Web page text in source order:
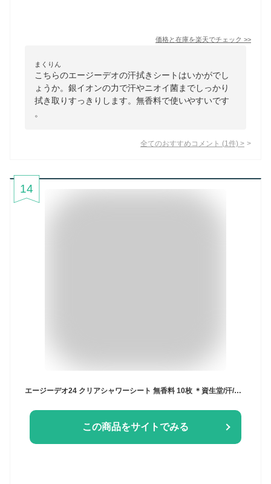
価格と在庫を楽天でチェック >>
まくりん
こちらのエージーデオの汗拭きシートはいかがでし
ょうか。銀イオンの力で汗やニオイ菌までしっかり
拭き取りすっきりします。無香料で使いやすいです
。
全てのおすすめコメント (1 件) >
14
エージーデオ24 クリアシャワーシート 無香料 10枚 ＊資生堂/汗/ストレス臭/ニオイ菌まで拭き消す！ベタつかず/さらさら肌持続/Agデオ24 制汗シート ボディシート デオドラントシート 汗拭きシート
この商品をサイトでみる